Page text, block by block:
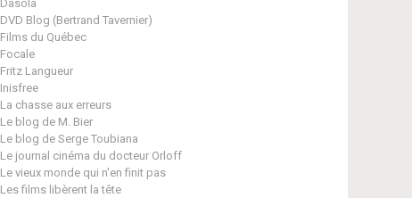
Dasola
DVD Blog (Bertrand Tavernier)
Films du Québec
Focale
Fritz Langueur
Inisfree
La chasse aux erreurs
Le blog de M. Bier
Le blog de Serge Toubiana
Le journal cinéma du docteur Orloff
Le vieux monde qui n'en finit pas
Les films libèrent la tête